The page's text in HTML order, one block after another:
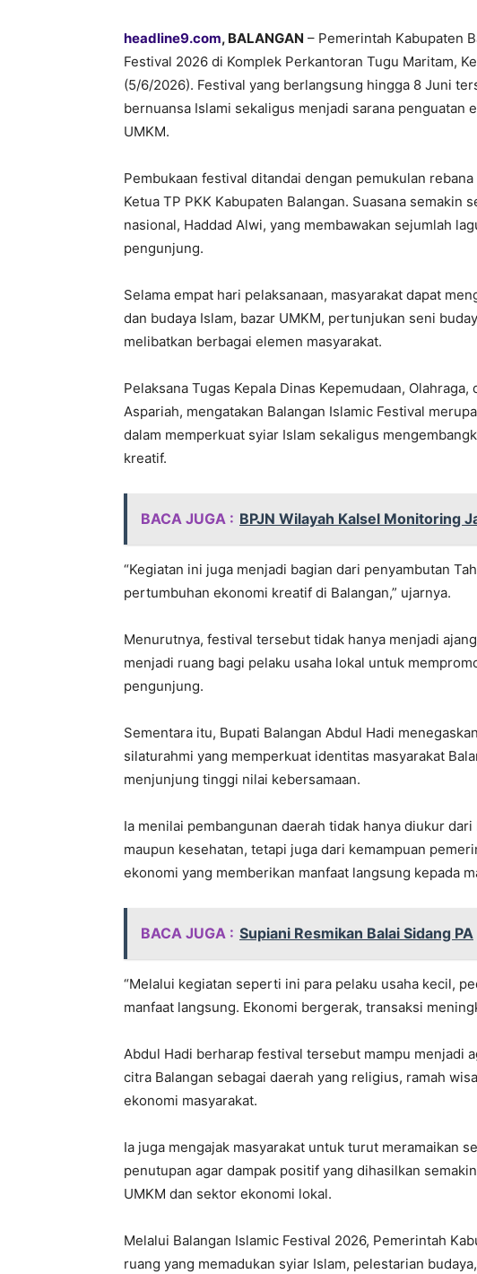
headline9.com, BALANGAN – Pemerintah Kabupaten
Festival 2026 di Komplek Perkantoran Tugu Maritam,
(5/6/2026). Festival yang berlangsung hingga 8 Juni
bernuansa Islami sekaligus menjadi sarana penguatan
UMKM.
Pembukaan festival ditandai dengan pemukulan
Ketua TP PKK Kabupaten Balangan. Suasana semakin
nasional, Haddad Alwi, yang membawakan sejumlah
pengunjung.
Selama empat hari pelaksanaan, masyarakat dapat
dan budaya Islam, bazar UMKM, pertunjukan seni
melibatkan berbagai elemen masyarakat.
Pelaksana Tugas Kepala Dinas Kepemudaan,
Aspariah, mengatakan Balangan Islamic Festival
dalam memperkuat syiar Islam sekaligus
kreatif.
BACA JUGA : BPJN Wilayah Kalsel Monitoring
“Kegiatan ini juga menjadi bagian dari penyambutan
pertumbuhan ekonomi kreatif di Balangan,” ujarnya.
Menurutnya, festival tersebut tidak hanya menjadi
menjadi ruang bagi pelaku usaha lokal untuk
pengunjung.
Sementara itu, Bupati Balangan Abdul Hadi
silaturahmi yang memperkuat identitas masyarakat
menjunjung tinggi nilai kebersamaan.
Ia menilai pembangunan daerah tidak hanya diukur
maupun kesehatan, tetapi juga dari kemampuan
ekonomi yang memberikan manfaat langsung kepada
BACA JUGA : Supiani Resmikan Balai Sidang PA
“Melalui kegiatan seperti ini para pelaku usaha kecil,
manfaat langsung. Ekonomi bergerak, transaksi
Abdul Hadi berharap festival tersebut mampu menjadi
citra Balangan sebagai daerah yang religius, ramah
ekonomi masyarakat.
Ia juga mengajak masyarakat untuk turut meramaikan
penutupan agar dampak positif yang dihasilkan
UMKM dan sektor ekonomi lokal.
Melalui Balangan Islamic Festival 2026, Pemerintah
ruang yang memadukan syiar Islam, pelestarian